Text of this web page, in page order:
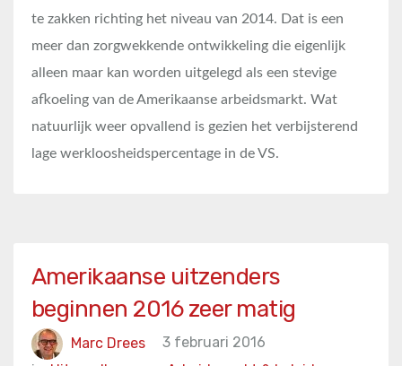
te zakken richting het niveau van 2014. Dat is een
meer dan zorgwekkende ontwikkeling die eigenlijk
alleen maar kan worden uitgelegd als een stevige
afkoeling van de Amerikaanse arbeidsmarkt. Wat
natuurlijk weer opvallend is gezien het verbijsterend
lage werkloosheidspercentage in de VS.
Amerikaanse uitzenders
beginnen 2016 zeer matig
Marc Drees
3 februari 2016